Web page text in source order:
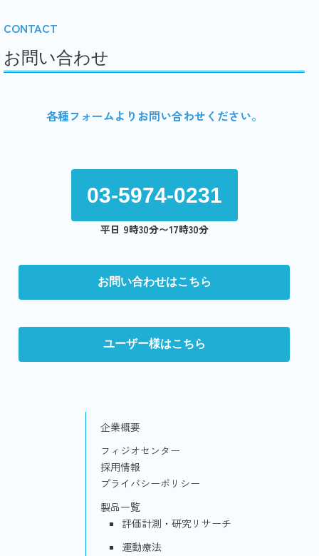
CONTACT
お問い合わせ
各種フォームよりお問い合わせください。
03-5974-0231
平日 9時30分〜17時30分
お問い合わせはこちら
ユーザー様はこちら
企業概要
フィジオセンター
採用情報
プライバシーポリシー
製品一覧
評価計測・研究リサーチ
運動療法